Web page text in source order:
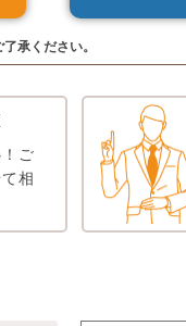
承ください。
ご
相